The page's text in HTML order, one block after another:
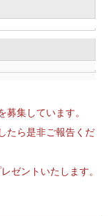
集しています。
たら是非ご報告くだ
ゼントいたします。